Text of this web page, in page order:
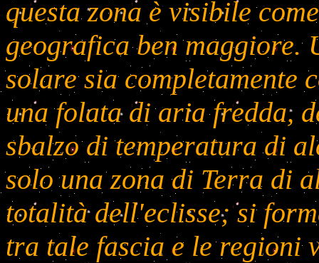
questa zona è visibile
geografica ben maggiore.
solare sia completamente
una folata di aria fredda,
sbalzo di temperatura di
solo una zona di Terra di
totalità dell'eclisse; si
tra tale fascia e le regioni